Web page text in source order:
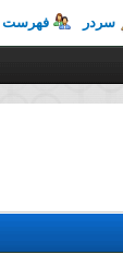
سردر فهرست